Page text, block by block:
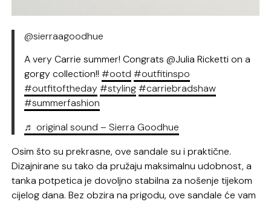
@sierraagoodhue
A very Carrie summer! Congrats @Julia Ricketti on a
gorgy collection!!#ootd #outfitinspo
#outfitoftheday#styling#carriebradshaw
#summerfashion
♬ original sound – Sierra Goodhue
Osim što su prekrasne, ove sandale su i praktične.
Dizajnirane su tako da pružaju maksimalnu udobnost, a
tanka potpetica je dovoljno stabilna za nošenje tijekom
cijelog dana. Bez obzira na prigodu, ove sandale će vam